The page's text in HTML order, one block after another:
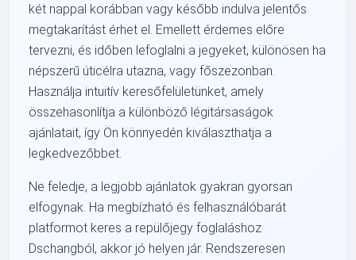
két nappal korábban vagy később indulva jelentős
megtakarítást érhet el. Emellett érdemes előre
tervezni, és időben lefoglalni a jegyeket, különösen ha
népszerű úticélra utazna, vagy főszezonban.
Használja intuitív keresőfelületünket, amely
összehasonlítja a különböző légitársaságok
ajánlatait, így Ön könnyedén kiválaszthatja a
legkedvezőbbet.
Ne feledje, a legjobb ajánlatok gyakran gyorsan
elfogynak. Ha megbízható és felhasználóbarát
platformot keres a repülőjegy foglaláshoz
Dschangból, akkor jó helyen jár. Rendszeresen